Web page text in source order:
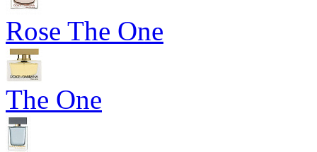
Rose The One
The One